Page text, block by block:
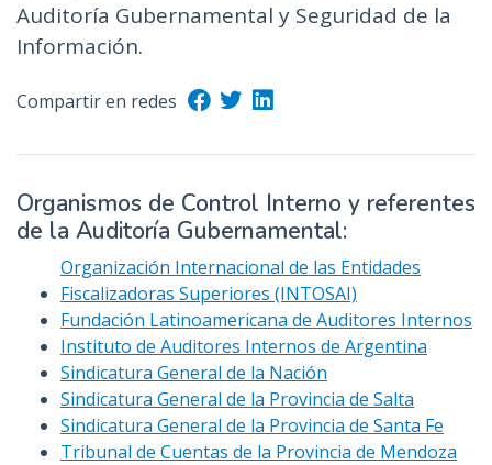
Auditoría Gubernamental y Seguridad de la
Información.
Compartir en redes
Organismos de Control Interno y referentes
de la Auditoría Gubernamental:
Organización Internacional de las Entidades
Fiscalizadoras Superiores (INTOSAI)
Fundación Latinoamericana de Auditores Internos
Instituto de Auditores Internos de Argentina
Sindicatura General de la Nación
Sindicatura General de la Provincia de Salta
Sindicatura General de la Provincia de Santa Fe
Tribunal de Cuentas de la Provincia de Mendoza